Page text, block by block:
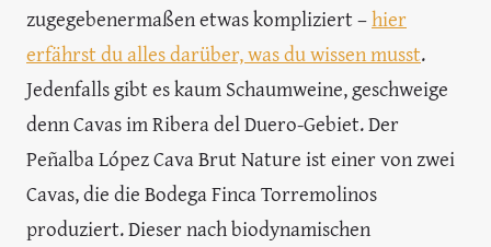
zugegebenermaßen etwas kompliziert –hier
erfährst du alles darüber, was du wissen musst.
Jedenfalls gibt es kaum Schaumweine, geschweige
denn Cavas im Ribera del Duero-Gebiet. Der
Peñalba López Cava Brut Nature ist einer von zwei
Cavas, die die Bodega Finca Torremolinos
produziert. Dieser nach biodynamischen